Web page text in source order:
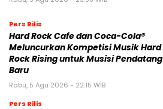
Pers Rilis
Hard Rock Cafe dan Coca-Cola®
Meluncurkan Kompetisi Musik Hard
Rock Rising untuk Musisi Pendatang
Baru
Rabu, 5 Agu 2026 - 22:15 WIB
Pers Rilis